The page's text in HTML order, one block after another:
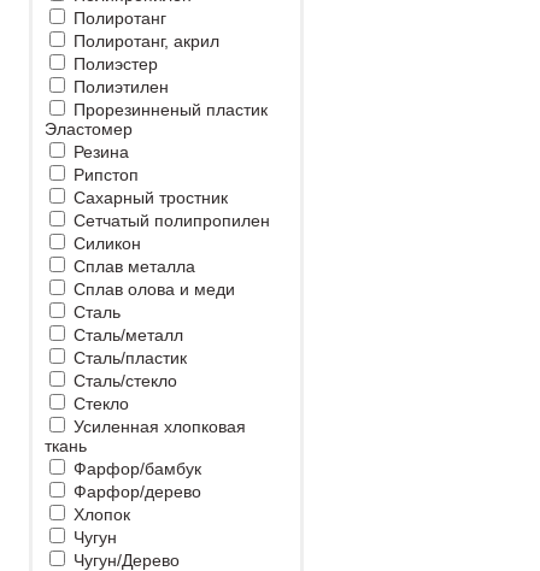
Полиротанг
Полиротанг, акрил
Полиэстер
Полиэтилен
Прорезинненый пластик
Эластомер
Резина
Рипстоп
Сахарный тростник
Сетчатый полипропилен
Силикон
Сплав металла
Сплав олова и меди
Сталь
Сталь/металл
Сталь/пластик
Сталь/стекло
Стекло
Усиленная хлопковая
ткань
Фарфор/бамбук
Фарфор/дерево
Хлопок
Чугун
Чугун/Дерево